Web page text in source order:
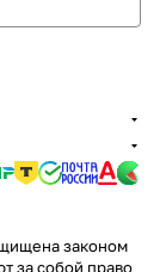
законом
за собой право